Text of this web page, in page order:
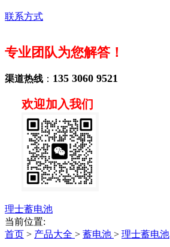
联系方式
专业团队为您解答！
渠道热线 ： 135 3060 9521
欢迎加入我们
理士蓄电池
当前位置:
首页 > 产品大全 > 蓄电池 > 理士蓄电池